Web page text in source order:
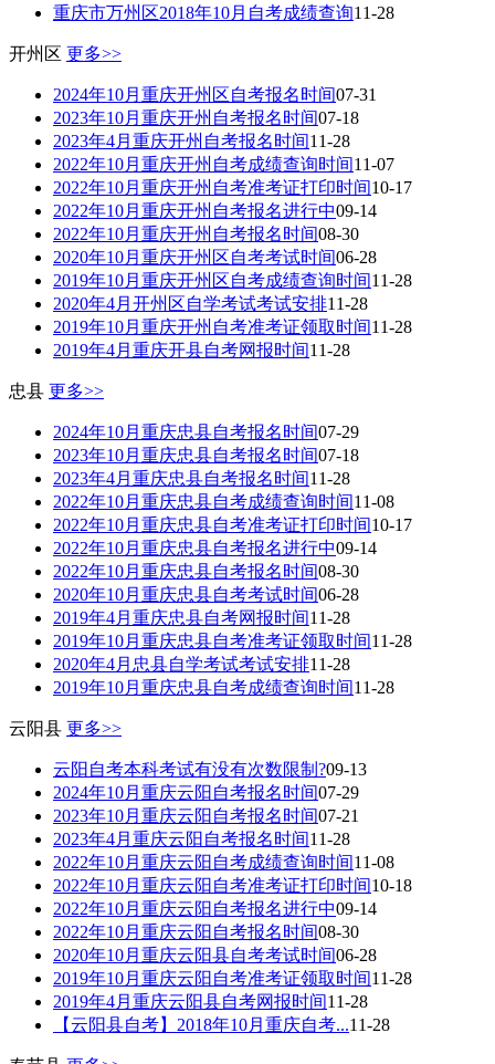
重庆市万州区2018年10月自考成绩查询11-28
开州区 更多>>
2024年10月重庆开州区自考报名时间07-31
2023年10月重庆开州自考报名时间07-18
2023年4月重庆开州自考报名时间11-28
2022年10月重庆开州自考成绩查询时间11-07
2022年10月重庆开州自考准考证打印时间10-17
2022年10月重庆开州自考报名进行中09-14
2022年10月重庆开州自考报名时间08-30
2020年10月重庆开州区自考考试时间06-28
2019年10月重庆开州区自考成绩查询时间11-28
2020年4月开州区自学考试考试安排11-28
2019年10月重庆开州自考准考证领取时间11-28
2019年4月重庆开县自考网报时间11-28
忠县 更多>>
2024年10月重庆忠县自考报名时间07-29
2023年10月重庆忠县自考报名时间07-18
2023年4月重庆忠县自考报名时间11-28
2022年10月重庆忠县自考成绩查询时间11-08
2022年10月重庆忠县自考准考证打印时间10-17
2022年10月重庆忠县自考报名进行中09-14
2022年10月重庆忠县自考报名时间08-30
2020年10月重庆忠县自考考试时间06-28
2019年4月重庆忠县自考网报时间11-28
2019年10月重庆忠县自考准考证领取时间11-28
2020年4月忠县自学考试考试安排11-28
2019年10月重庆忠县自考成绩查询时间11-28
云阳县 更多>>
云阳自考本科考试有没有次数限制?09-13
2024年10月重庆云阳自考报名时间07-29
2023年10月重庆云阳自考报名时间07-21
2023年4月重庆云阳自考报名时间11-28
2022年10月重庆云阳自考成绩查询时间11-08
2022年10月重庆云阳自考准考证打印时间10-18
2022年10月重庆云阳自考报名进行中09-14
2022年10月重庆云阳自考报名时间08-30
2020年10月重庆云阳县自考考试时间06-28
2019年10月重庆云阳自考准考证领取时间11-28
2019年4月重庆云阳县自考网报时间11-28
【云阳县自考】2018年10月重庆自考...11-28